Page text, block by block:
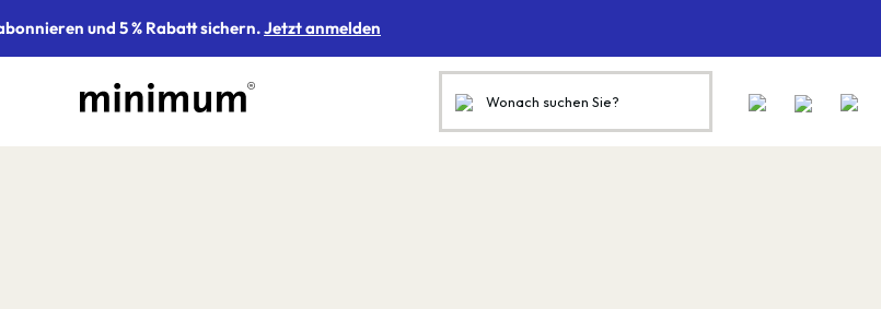
und 5 % Rabatt sichern.Jetzt anmelden